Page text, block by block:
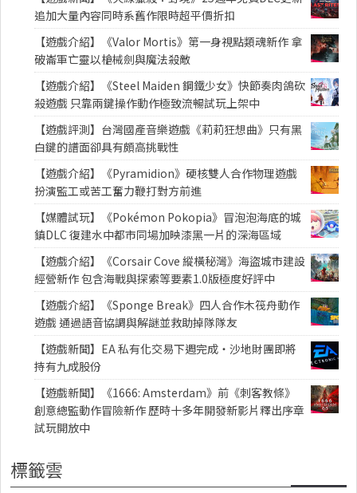
追加大量內容同時系舊作限時超平價折扣
【遊戲介紹】《Valor Mortis》第一身視點類魂新作 拿
破崙軍亡靈以槍械劍與魔法殺敵
【遊戲介紹】《Steel Maiden 鋼鐵少女》快節奏肉鴿砍
殺遊戲 只靠兩鍵操作動作極致流暢試玩上架中
【遊戲評測】台灣國產音樂遊戲《莉莉狂想曲》只有黑
白鍵的譜面卻具有頗高挑戰性
【遊戲介紹】《Pyramidion》硬核雙人合作物理遊戲
扮演監工或苦工奮力鞭打對方前進
【媒體試玩】《Pokémon Pokopia》冒泡泡海底的城
鎮DLC 復建水中都市同場加映漆黑一片的深海區域
【遊戲介紹】《Corsair Cove 縱橫秘灣》海盜城市建設
經營新作 包含海戰與探索等要素1.0版極度好評中
【遊戲介紹】《Sponge Break》四人合作木筏舟動作
遊戲 通過語音協調與解謎並救助掉隊隊友
【遊戲新聞】EA 私有化交易下週完成・沙地財團即將
持有九成股份
【遊戲新聞】《1666: Amsterdam》前《刺客教條》
創意總監動作冒險新作 歷時十多年開發新影片釋出序章
試玩開放中
標籤雲